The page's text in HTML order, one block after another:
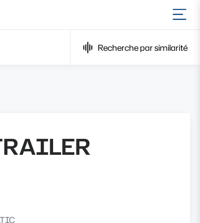
Recherche par similarité